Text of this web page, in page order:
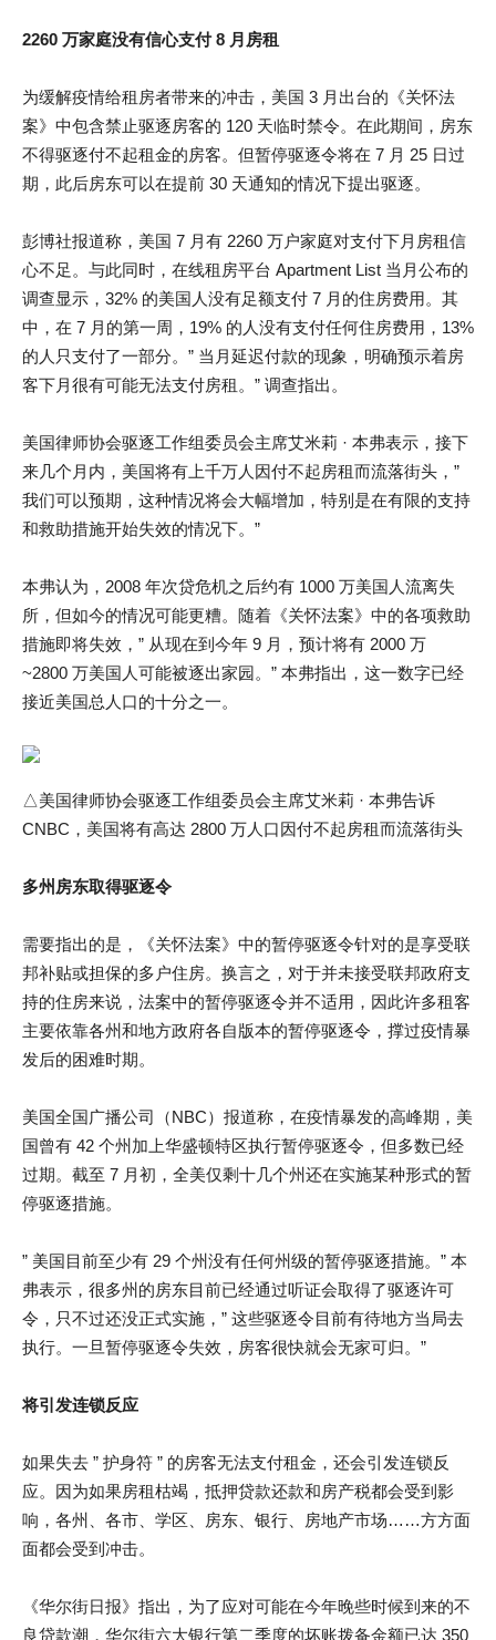
2260 万家庭没有信心支付 8 月房租
为缓解疫情给租房者带来的冲击，美国 3 月出台的《关怀法
案》中包含禁止驱逐房客的 120 天临时禁令。在此期间，房东
不得驱逐付不起租金的房客。但暂停驱逐令将在 7 月 25 日过
期，此后房东可以在提前 30 天通知的情况下提出驱逐。
彭博社报道称，美国 7 月有 2260 万户家庭对支付下月房租信
心不足。与此同时，在线租房平台 Apartment List 当月公布的
调查显示，32% 的美国人没有足额支付 7 月的住房费用。其
中，在 7 月的第一周，19% 的人没有支付任何住房费用，13%
的人只支付了一部分。” 当月延迟付款的现象，明确预示着房
客下月很有可能无法支付房租。” 调查指出。
美国律师协会驱逐工作组委员会主席艾米莉 · 本弗表示，接下
来几个月内，美国将有上千万人因付不起房租而流落街头，”
我们可以预期，这种情况将会大幅增加，特别是在有限的支持
和救助措施开始失效的情况下。”
本弗认为，2008 年次贷危机之后约有 1000 万美国人流离失
所，但如今的情况可能更糟。随着《关怀法案》中的各项救助
措施即将失效，” 从现在到今年 9 月，预计将有 2000 万
~2800 万美国人可能被逐出家园。” 本弗指出，这一数字已经
接近美国总人口的十分之一。
△美国律师协会驱逐工作组委员会主席艾米莉 · 本弗告诉
CNBC，美国将有高达 2800 万人口因付不起房租而流落街头
多州房东取得驱逐令
需要指出的是，《关怀法案》中的暂停驱逐令针对的是享受联
邦补贴或担保的多户住房。换言之，对于并未接受联邦政府支
持的住房来说，法案中的暂停驱逐令并不适用，因此许多租客
主要依靠各州和地方政府各自版本的暂停驱逐令，撑过疫情暴
发后的困难时期。
美国全国广播公司（NBC）报道称，在疫情暴发的高峰期，美
国曾有 42 个州加上华盛顿特区执行暂停驱逐令，但多数已经
过期。截至 7 月初，全美仅剩十几个州还在实施某种形式的暂
停驱逐措施。
” 美国目前至少有 29 个州没有任何州级的暂停驱逐措施。” 本
弗表示，很多州的房东目前已经通过听证会取得了驱逐许可
令，只不过还没正式实施，” 这些驱逐令目前有待地方当局去
执行。一旦暂停驱逐令失效，房客很快就会无家可归。”
将引发连锁反应
如果失去 ” 护身符 ” 的房客无法支付租金，还会引发连锁反
应。因为如果房租枯竭，抵押贷款还款和房产税都会受到影
响，各州、各市、学区、房东、银行、房地产市场……方方面
面都会受到冲击。
《华尔街日报》指出，为了应对可能在今年晚些时候到来的不
良贷款潮，华尔街六大银行第二季度的坏账拨备金额已达 350